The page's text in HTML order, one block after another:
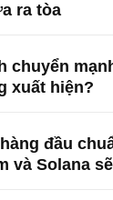
ra tòa
chuyển
xuất hiện?
đầu
và Solana